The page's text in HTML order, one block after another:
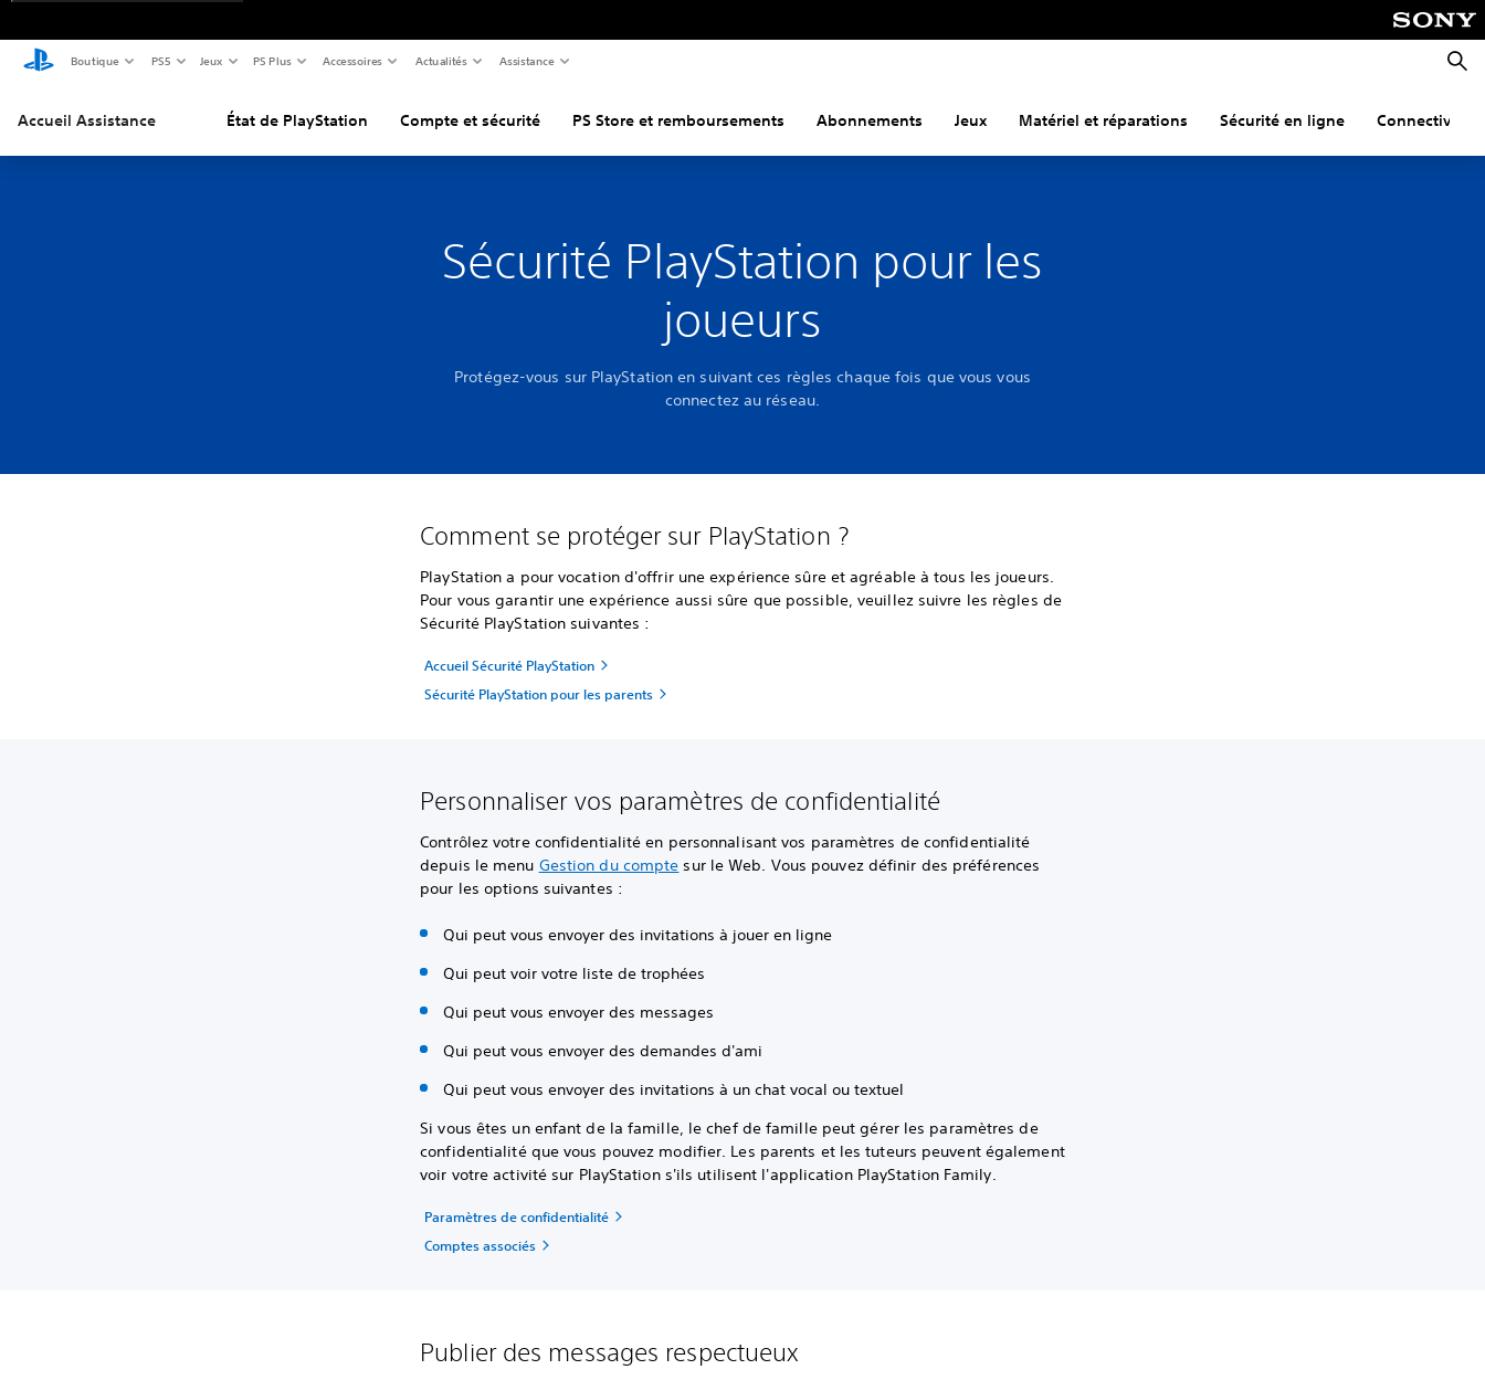
Boutique PS5 Jeux PS Plus Accessoires Actualités Assistance
Accueil Assistance État de PlayStation Compte et sécurité PS Store et remboursements Abonnements Jeux Matériel et réparations Sécurité en ligne Connectivité
Sécurité PlayStation pour les
joueurs
Protégez-vous sur PlayStation en suivant ces règles chaque fois que vous vous
connectez au réseau.
Comment se protéger sur PlayStation ?
PlayStation a pour vocation d'offrir une expérience sûre et agréable à tous les joueurs.
Pour vous garantir une expérience aussi sûre que possible, veuillez suivre les règles de
Sécurité PlayStation suivantes :
Accueil Sécurité PlayStation
Sécurité PlayStation pour les parents
Personnaliser vos paramètres de confidentialité
Contrôlez votre confidentialité en personnalisant vos paramètres de confidentialité
depuis le menu Gestion du compte sur le Web. Vous pouvez définir des préférences
pour les options suivantes :
Qui peut vous envoyer des invitations à jouer en ligne
Qui peut voir votre liste de trophées
Qui peut vous envoyer des messages
Qui peut vous envoyer des demandes d'ami
Qui peut vous envoyer des invitations à un chat vocal ou textuel
Si vous êtes un enfant de la famille, le chef de famille peut gérer les paramètres de
confidentialité que vous pouvez modifier. Les parents et les tuteurs peuvent également
voir votre activité sur PlayStation s'ils utilisent l'application PlayStation Family.
Paramètres de confidentialité
Comptes associés
Publier des messages respectueux